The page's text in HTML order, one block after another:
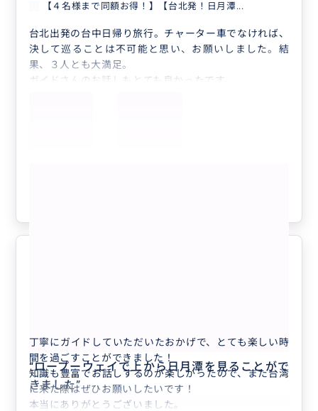
【４名様まで同額お得！】【台北発！日月潭...
台北出発の台中日帰り旅行。チャーター車でなければ、
決して巡ることは不可能と思い、お願いしました。結
果、３人とも大満足。
ガイドさんのお話しもとても良かったです。
“ロープーウェイで上から日月潭を見ることがで
きました”
丁寧にガイドしていただいたおかげで、とても楽しい時
間を過ごすことができました！
知識も豊富でお話しするのが楽しかったので、また台湾
に来た際はぜひお願いしたいです！
本当にありがとうございました。